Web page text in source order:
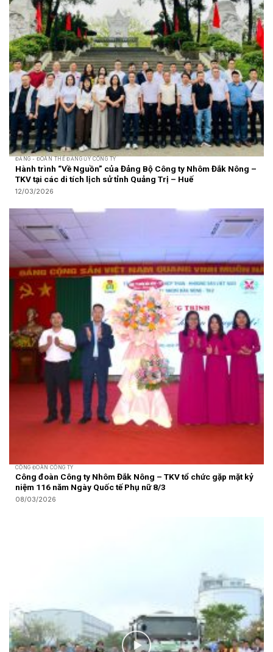
ĐẢNG - ĐOÀN THỂ ĐẢNG ỦY CÔNG TY
Hành trình “Về Nguồn” của Đảng Bộ Công ty Nhôm Đắk Nông –
TKV tại các di tích lịch sử tỉnh Quảng Trị – Huế
12/03/2026
CÔNG ĐOÀN CÔNG TY
Công đoàn Công ty Nhôm Đắk Nông – TKV tổ chức gặp mặt kỷ
niệm 116 năm Ngày Quốc tế Phụ nữ 8/3
08/03/2026